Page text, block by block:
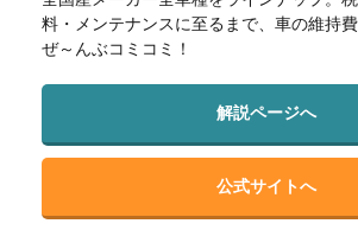
料・メンテナンスに至るまで、車の維持
ぜ～んぶコミコミ！
解説ページへ
公式サイトへ